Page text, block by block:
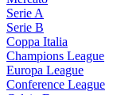
Serie A
Serie B
Coppa Italia
Champions League
Europa League
Conference League